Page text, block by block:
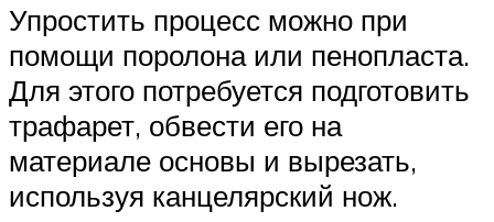
Упростить процесс можно при
помощи поролона или пенопласта.
Для этого потребуется подготовить
трафарет, обвести его на
материале основы и вырезать,
используя канцелярский нож.